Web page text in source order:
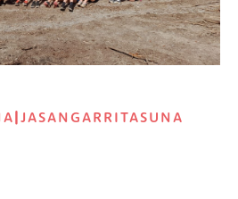
JASANGARRITASUNA